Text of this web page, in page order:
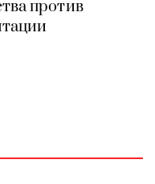
против